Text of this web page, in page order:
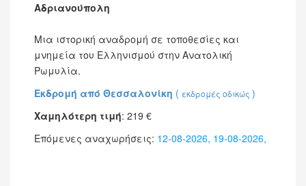
Αδριανούπολη
Μια ιστορική αναδρομή σε τοποθεσίες και
μνημεία του Ελληνισμού στην Ανατολική
Ρωμυλία.
Εκδρομή από Θεσσαλονίκη ( εκδρομές οδικώς )
Χαμηλότερη τιμή: 219 €
Επόμενες αναχωρήσεις: 12-08-2026, 19-08-2026,